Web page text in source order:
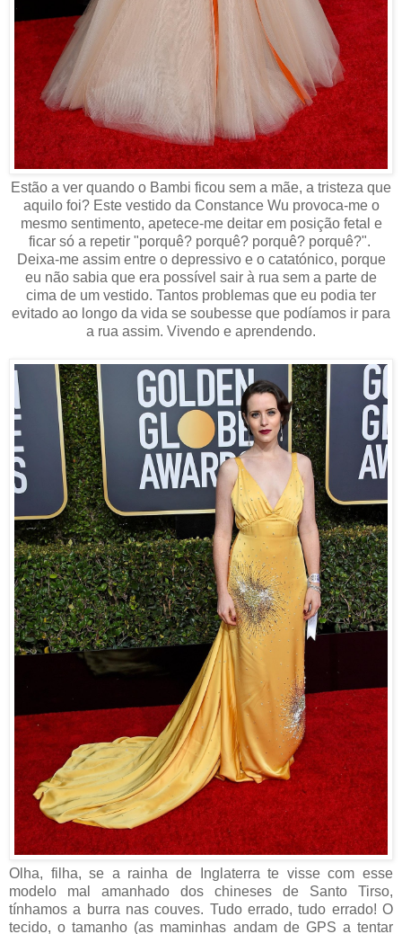
Estão a ver quando o Bambi ficou sem a mãe, a tristeza que
aquilo foi? Este vestido da Constance Wu provoca-me o
mesmo sentimento, apetece-me deitar em posição fetal e
ficar só a repetir "porquê? porquê? porquê? porquê?".
Deixa-me assim entre o depressivo e o catatónico, porque
eu não sabia que era possível sair à rua sem a parte de
cima de um vestido. Tantos problemas que eu podia ter
evitado ao longo da vida se soubesse que podíamos ir para
a rua assim. Vivendo e aprendendo.
Olha, filha, se a rainha de Inglaterra te visse com esse
modelo mal amanhado dos chineses de Santo Tirso,
tínhamos a burra nas couves. Tudo errado, tudo errado! O
tecido, o tamanho (as maminhas andam de GPS a tentar